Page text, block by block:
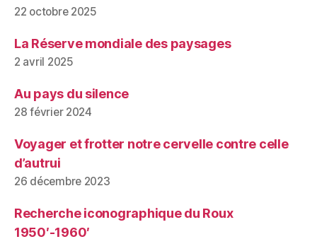
22 octobre 2025
La Réserve mondiale des paysages
2 avril 2025
Au pays du silence
28 février 2024
Voyager et frotter notre cervelle contre celle
d’autrui
26 décembre 2023
Recherche iconographique du Roux
1950′-1960′